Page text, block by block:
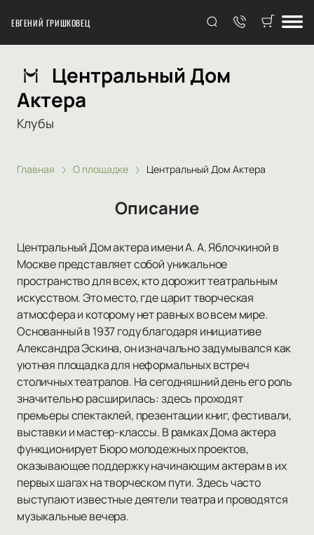
ЕВГЕНИЙ ГРИШКОВЕЦ
Центральный Дом
Актера
Клубы
Главная О площадке Центральный Дом Актера
Описание
Центральный Дом актера имени А. А. Яблочкиной в
Москве представляет собой уникальное
пространство для всех, кто дорожит театральным
искусством. Это место, где царит творческая
атмосфера и которому нет равных во всем мире.
Основанный в 1937 году благодаря инициативе
Александра Эскина, он изначально задумывался как
уютная площадка для неформальных встреч
столичных театралов. На сегодняшний день его роль
значительно расширилась: здесь проходят
премьеры спектаклей, презентации книг, фестивали,
выставки и мастер-классы. В рамках Дома актера
функционирует Бюро молодежных проектов,
оказывающее поддержку начинающим актерам в их
первых шагах на творческом пути. Здесь часто
выступают известные деятели театра и проводятся
музыкальные вечера.